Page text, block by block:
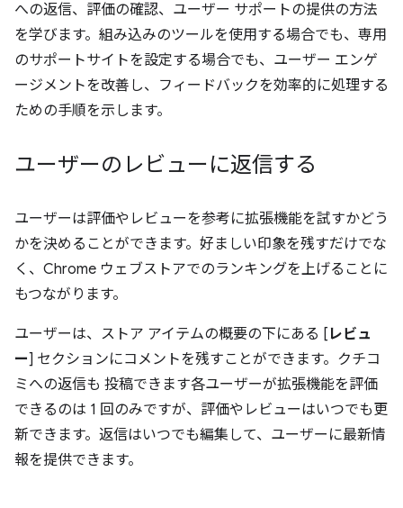
への返信、評価の確認、ユーザー サポートの提供の方法
を学びます。組み込みのツールを使用する場合でも、専用
のサポートサイトを設定する場合でも、ユーザー エンゲ
ージメントを改善し、フィードバックを効率的に処理する
ための手順を示します。
ユーザーのレビューに返信する
ユーザーは評価やレビューを参考に拡張機能を試すかどう
かを決めることができます。好ましい印象を残すだけでな
く、Chrome ウェブストアでのランキングを上げることに
もつながります。
ユーザーは、ストア アイテムの概要の下にある [ レビュ
ー] セクションにコメントを残すことができます。クチコ
ミへの返信も 投稿できます各ユーザーが拡張機能を評価
できるのは 1 回のみですが、評価やレビューはいつでも更
新できます。返信はいつでも編集して、ユーザーに最新情
報を提供できます。